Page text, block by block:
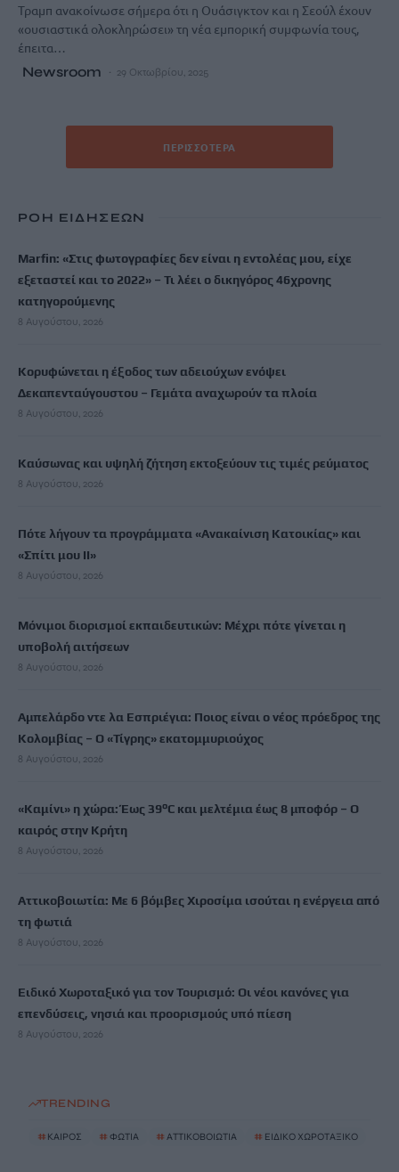
Τραμπ ανακοίνωσε σήμερα ότι η Ουάσιγκτον και η Σεούλ έχουν
«ουσιαστικά ολοκληρώσει» τη νέα εμπορική συμφωνία τους,
έπειτα…
Newsroom 29 Οκτωβρίου, 2025
ΠΕΡΙΣΣΌΤΕΡΑ
ΡΟΗ ΕΙΔΗΣΕΩΝ
Marfin: «Στις φωτογραφίες δεν είναι η εντολέας μου, είχε
εξεταστεί και το 2022» – Τι λέει ο δικηγόρος 46χρονης
κατηγορούμενης
8 Αυγούστου, 2026
Κορυφώνεται η έξοδος των αδειούχων ενόψει
Δεκαπενταύγουστου – Γεμάτα αναχωρούν τα πλοία
8 Αυγούστου, 2026
Καύσωνας και υψηλή ζήτηση εκτοξεύουν τις τιμές ρεύματος
8 Αυγούστου, 2026
Πότε λήγουν τα προγράμματα «Ανακαίνιση Κατοικίας» και
«Σπίτι μου ΙΙ»
8 Αυγούστου, 2026
Μόνιμοι διορισμοί εκπαιδευτικών: Μέχρι πότε γίνεται η
υποβολή αιτήσεων
8 Αυγούστου, 2026
Αμπελάρδο ντε λα Εσπριέγια: Ποιος είναι ο νέος πρόεδρος της
Κολομβίας – Ο «Τίγρης» εκατομμυριούχος
8 Αυγούστου, 2026
«Καμίνι» η χώρα: Έως 39°C και μελτέμια έως 8 μποφόρ – Ο
καιρός στην Κρήτη
8 Αυγούστου, 2026
Αττικοβοιωτία: Με 6 βόμβες Χιροσίμα ισούται η ενέργεια από
τη φωτιά
8 Αυγούστου, 2026
Ειδικό Χωροταξικό για τον Τουρισμό: Οι νέοι κανόνες για
επενδύσεις, νησιά και προορισμούς υπό πίεση
8 Αυγούστου, 2026
TRENDING
# ΚΑΙΡΟΣ # ΦΩΤΙΑ # ΑΤΤΙΚΟΒΟΙΩΤΙΑ # ΕΙΔΙΚΟ ΧΩΡΟΤΑΞΙΚΟ